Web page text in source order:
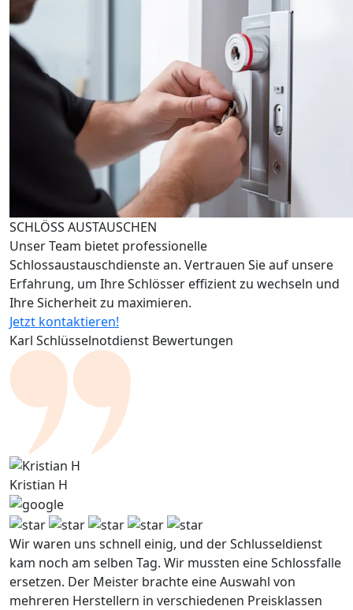
SCHLÖSS AUSTAUSCHEN
Unser Team bietet professionelle
Schlossaustauschdienste an. Vertrauen Sie auf unsere
Erfahrung, um Ihre Schlösser effizient zu wechseln und
Ihre Sicherheit zu maximieren.
Jetzt kontaktieren!
Karl Schlüsselnotdienst Bewertungen
Kristian H
Wir waren uns schnell einig, und der Schlusseldienst
kam noch am selben Tag. Wir mussten eine Schlossfalle
ersetzen. Der Meister brachte eine Auswahl von
mehreren Herstellern in verschiedenen Preisklassen